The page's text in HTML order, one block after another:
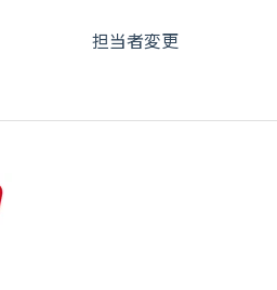
その他よくある質問
担当者変更